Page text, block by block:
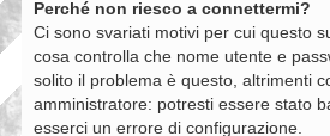
Perché non riesco a connettermi?
Ci sono svariati motivi per cui questo
cosa controlla che nome utente e
solito il problema è questo, altrimenti
amministratore: potresti essere stato
esserci un errore di configurazione.